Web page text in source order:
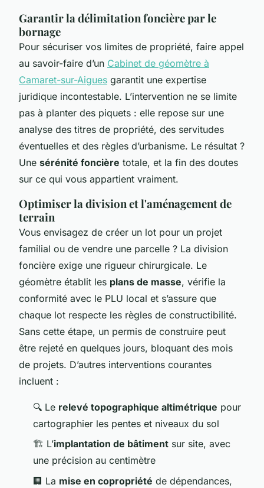
Garantir la délimitation foncière par le
bornage
Pour sécuriser vos limites de propriété, faire appel
au savoir-faire d’un Cabinet de géomètre à
Camaret-sur-Aigues garantit une expertise
juridique incontestable. L’intervention ne se limite
pas à planter des piquets : elle repose sur une
analyse des titres de propriété, des servitudes
éventuelles et des règles d’urbanisme. Le résultat ?
Une sérénité foncière totale, et la fin des doutes
sur ce qui vous appartient vraiment.
Optimiser la division et l'aménagement de
terrain
Vous envisagez de créer un lot pour un projet
familial ou de vendre une parcelle ? La division
foncière exige une rigueur chirurgicale. Le
géomètre établit les plans de masse, vérifie la
conformité avec le PLU local et s’assure que
chaque lot respecte les règles de constructibilité.
Sans cette étape, un permis de construire peut
être rejeté en quelques jours, bloquant des mois
de projets. D’autres interventions courantes
incluent :
🔍 Le relevé topographique altimétrique pour
cartographier les pentes et niveaux du sol
🏗️ L’implantation de bâtiment sur site, avec
une précision au centimètre
🏢 La mise en copropriété de dépendances,